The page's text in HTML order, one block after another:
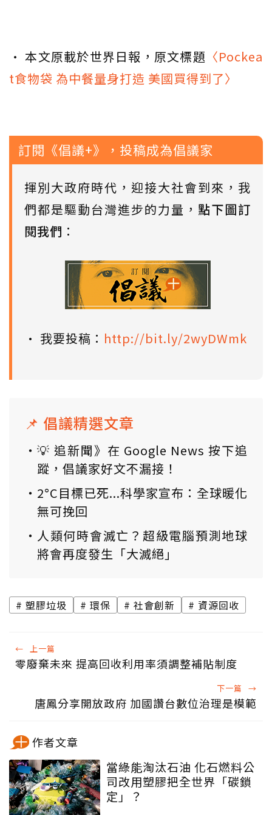
• 本文原載於世界日報，原文標題 〈Pockea
t食物袋 為中餐量身打造 美國買得到了〉
訂閱《倡議+》，投稿成為倡議家
揮別大政府時代，迎接大社會到來，我
們都是驅動台灣進步的力量， 點下圖訂
閱我們 ：
• 我要投稿： http://bit.ly/2wyDWmk
📌 倡議精選文章
💡 追新聞》在 Google News 按下追
蹤，倡議家好文不漏接！
2°C目標已死...科學家宣布：全球暖化
無可挽回
人類何時會滅亡？超級電腦預測地球
將會再度發生「大滅絕」
塑膠垃圾 環保 社會創新 資源回收
← 上一篇
零廢棄未來 提高回收利用率須調整補貼制度
下一篇 →
唐鳳分享開放政府 加國讚台數位治理是模範
作者文章
當綠能淘汰石油 化石燃料公
司改用塑膠把全世界「碳鎖
定」？